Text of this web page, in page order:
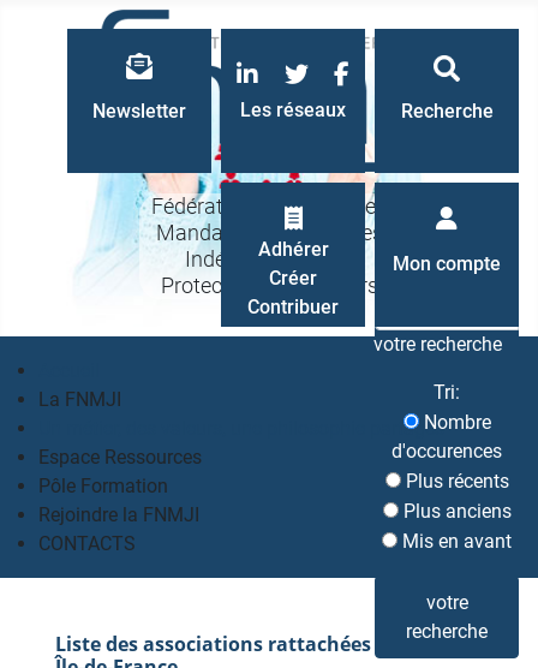
Fédération Nationale des
Mandataires Judiciaires
Indépendants à la
Protection des Majeurs
La FNMJI
Un métier, des valeurs, une philosophie partagés
Espace Ressources
Pôle Formation
Rejoindre la FNMJI
CONTACTS
Recherche
Recherche
votre recherche
Tri:
Nombre
d'occurences
Plus récents
Plus anciens
Mis en avant
votre
recherche
Les réseaux
LinkedInTwitterFacebook
Newsletter
Mon compte
Adhérer
Créer
Contribuer